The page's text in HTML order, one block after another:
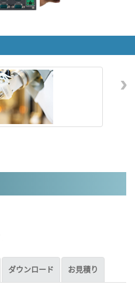
›
ダウンロード お見積り